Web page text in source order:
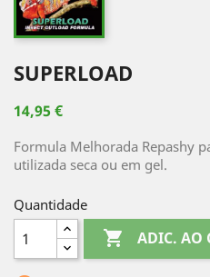
SUPERLOAD
14,95 €
Formula Melhorada Repashy
utilizada seca ou em gel.
Quantidade
 ADIC. AO